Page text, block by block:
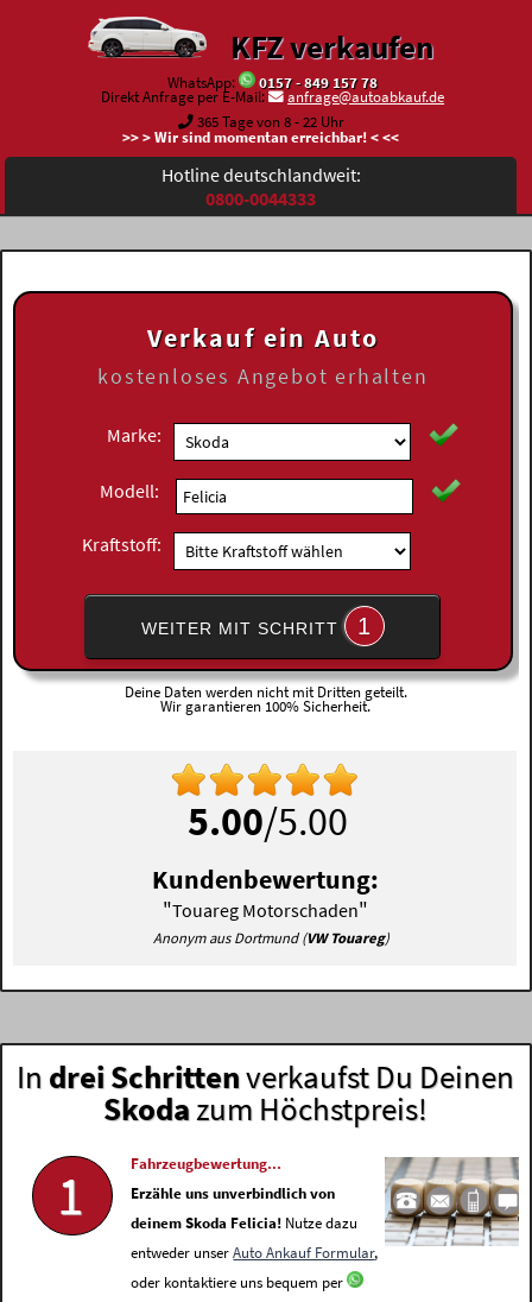
KFZ verkaufen
WhatsApp:
0157 - 849 157 78
Direkt Anfrage per E-Mail:
anfrage@autoabkauf.de
365 Tage von 8 - 22 Uhr
>> > Wir sind momentan erreichbar! < <<
Hotline deutschlandweit:
0800-0044333
Verkauf ein Auto
kostenloses Angebot erhalten
Marke:
Modell:
Kraftstoff:
WEITER MIT SCHRITT 1
Deine Daten werden nicht mit Dritten geteilt.
Wir garantieren 100% Sicherheit.
5.00/5.00
Kundenbewertung:
"Touareg Motorschaden"
Anonym aus Dortmund (VW Touareg)
In drei Schrittenverkaufst Du Deinen
Skodazum Höchstpreis!
1
Fahrzeugbewertung...
Erzähle uns unverbindlich von
deinem Skoda Felicia! Nutze dazu
entweder unserAuto Ankauf Formular,
oder kontaktiere uns bequem per